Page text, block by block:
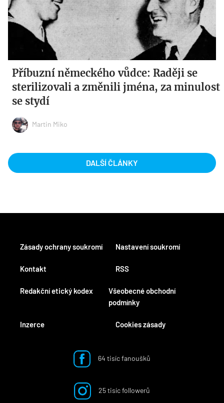
Příbuzní německého vůdce: Raději se
sterilizovali a změnili jména, za minulost
se stydí
Martin Miko
DALŠÍ ČLÁNKY
Kontakt
Redakční etický kodex
Inzerce
RSS
Všeobecné obchodní
podmínky
Cookies zásady
Zásady ochrany soukromí Nastavení soukromí
64 tisíc fanoušků
25 tisíc followerů